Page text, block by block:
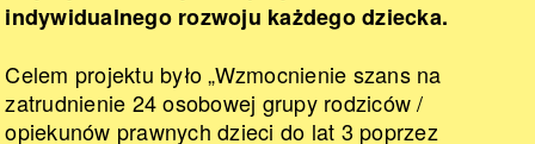
indywidualnego rozwoju każdego dziecka.
Celem projektu było „Wzmocnienie szans na
zatrudnienie 24 osobowej grupy rodziców /
opiekunów prawnych dzieci do lat 3 poprzez